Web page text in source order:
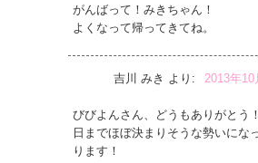
がんばって！みきちゃん！
よくなって帰ってきてね。
吉川 みき より: 2013年
びびよんさん、どうもありがとう
日までほぼ決まりそうな勢いにな
ります！